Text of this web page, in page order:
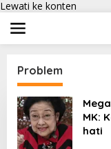
Lewati ke konten
Problem
MK:
hati